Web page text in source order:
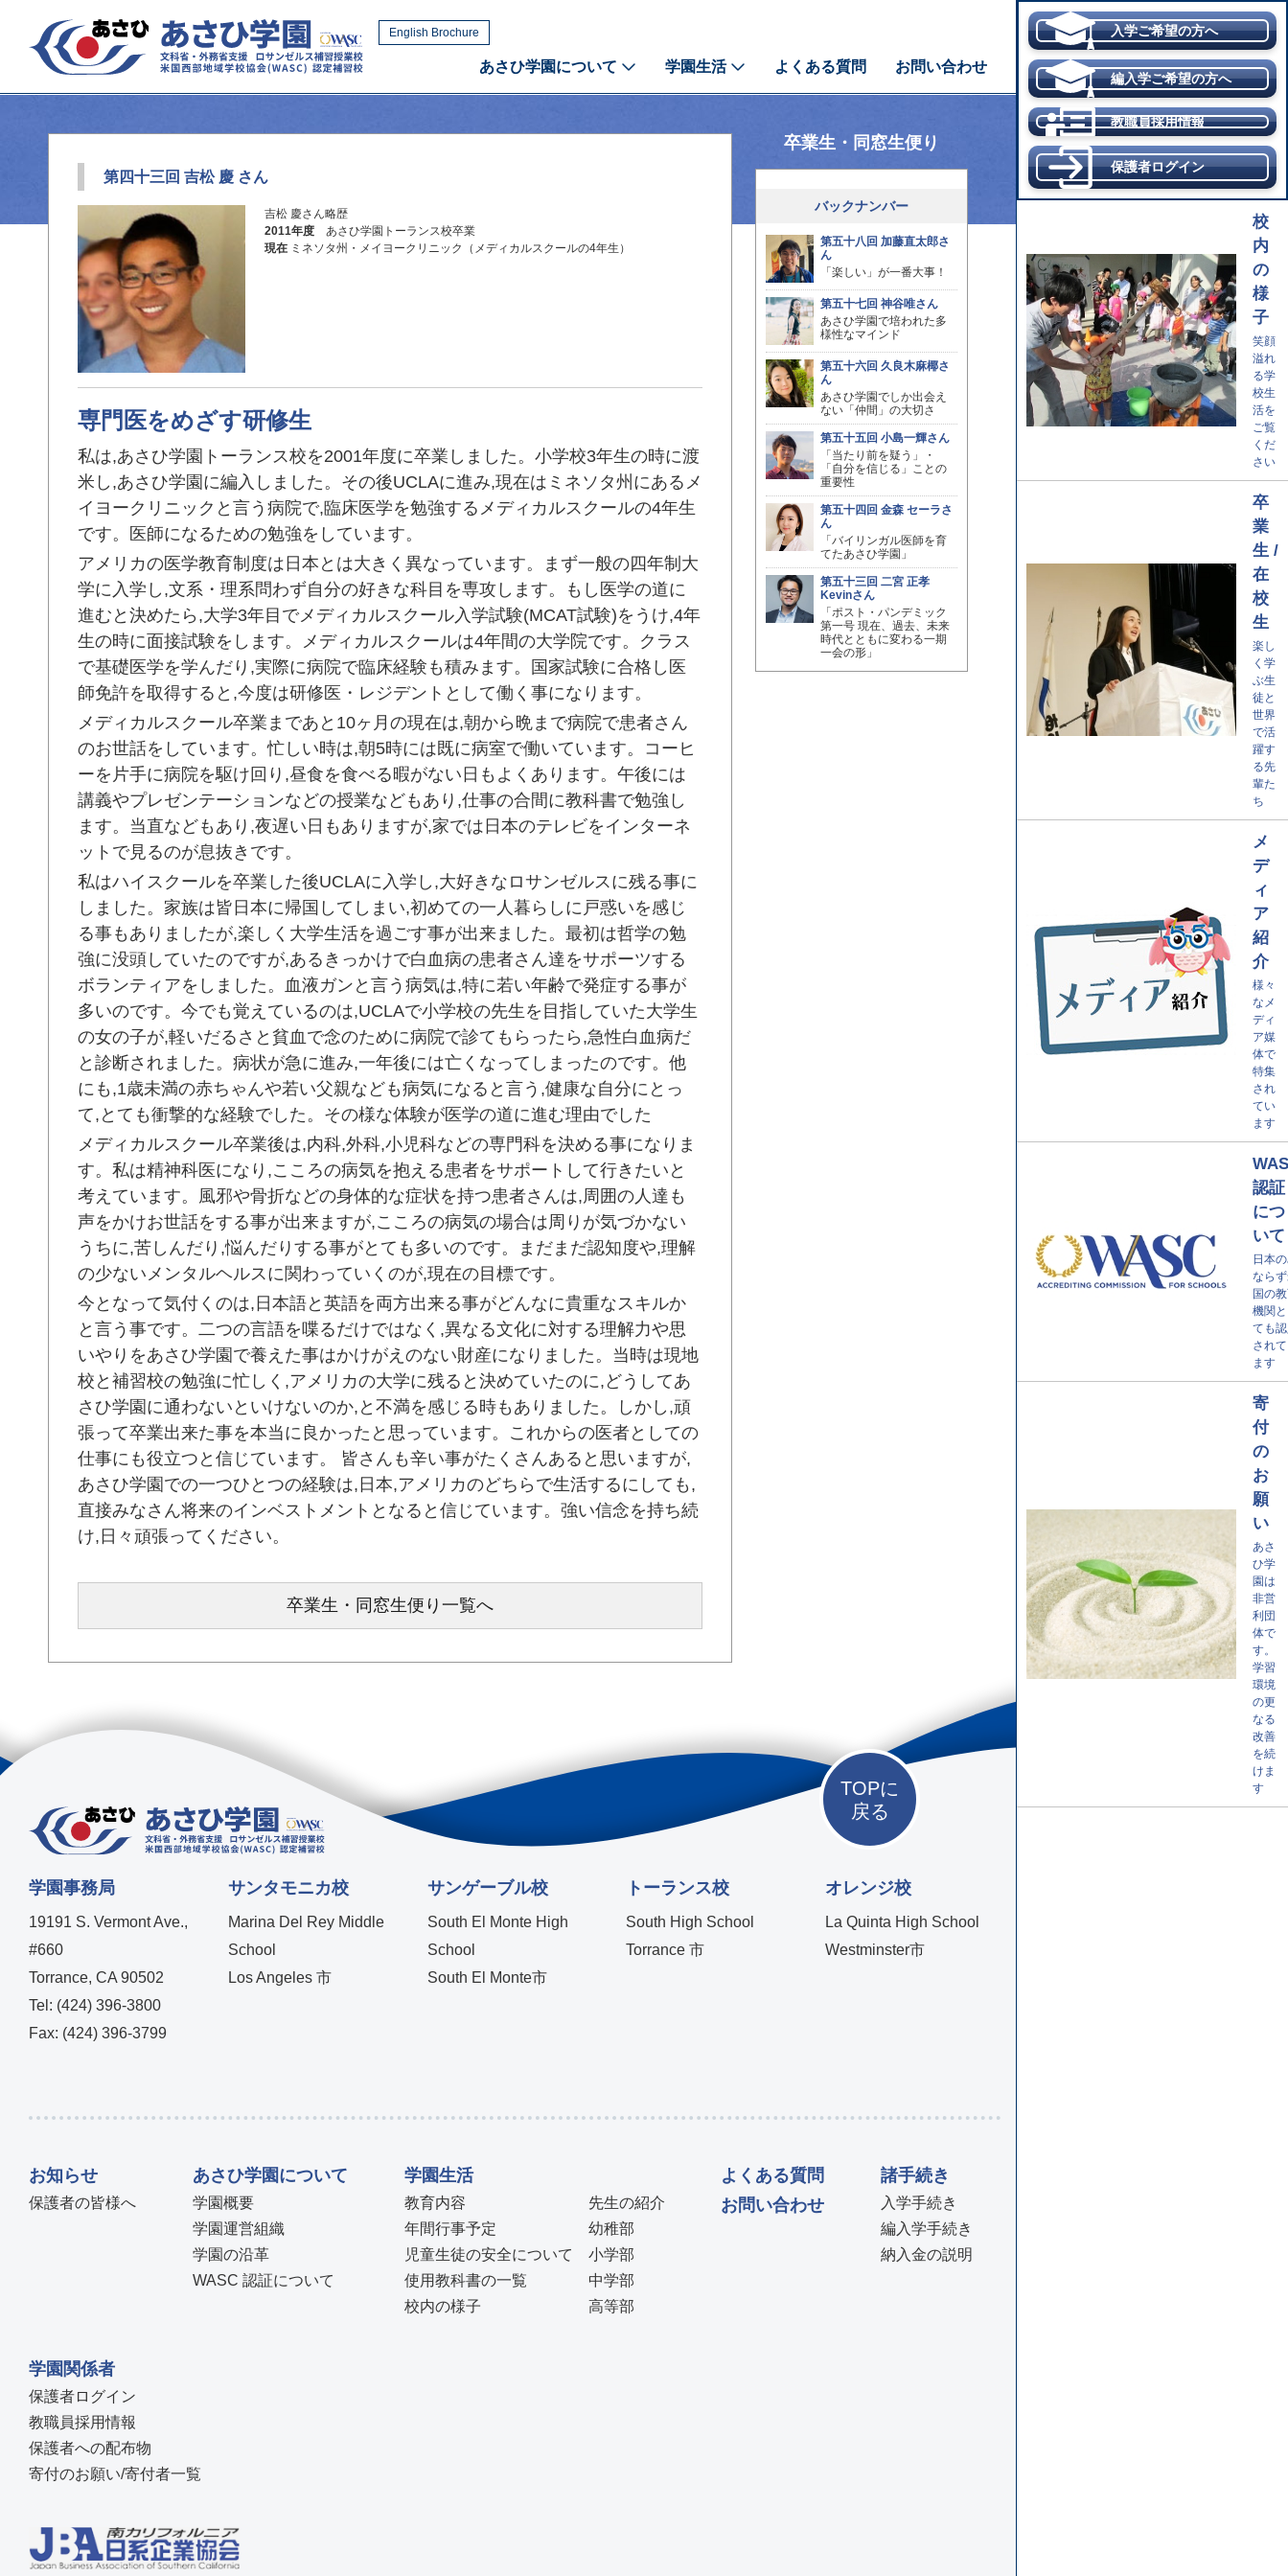
入学ご希望の方へ
編入学ご希望の方へ
教職員採用情報
保護者ログイン
校
内
の
様
子
笑顔
溢れ
る学
校生
活を
ご覧
くだ
さい
卒
業
生 /
在
校
生
楽し
く学
ぶ生
徒と
世界
で活
躍す
る先
輩た
ち
メ
デ
ィ
ア
紹
介
様々
なメ
ディ
ア媒
体で
特集
され
てい
ます
認証
につ
いて
日本
なら
国の
機関
ても
され
ます
寄
付
の
お
願
い
あさ
ひ学
園は
非営
利団
体で
す。
学習
環境
の更
なる
改善
を続
けま
す
English Brochure
あさひ学園について 学園生活 よくある質問 お問い合わせ
第四十三回 吉松 慶 さん
吉松 慶さん略歴
2011年度 あさひ学園トーランス校卒業
現在 ミネソタ州・メイヨークリニック（メディカルスクールの4年生）
専門医をめざす研修生
私は,あさひ学園トーランス校を2001年度に卒業しました。小学校3年生の時に渡
米し,あさひ学園に編入しました。その後UCLAに進み,現在はミネソタ州にあるメ
イヨークリニックと言う病院で,臨床医学を勉強するメディカルスクールの4年生
です。医師になるための勉強をしています。
アメリカの医学教育制度は日本とは大きく異なっています。まず一般の四年制大
学に入学し,文系・理系問わず自分の好きな科目を専攻します。もし医学の道に
進むと決めたら,大学3年目でメディカルスクール入学試験(MCAT試験)をうけ,4年
生の時に面接試験をします。メディカルスクールは4年間の大学院です。クラス
で基礎医学を学んだり,実際に病院で臨床経験も積みます。国家試験に合格し医
師免許を取得すると,今度は研修医・レジデントとして働く事になります。
メディカルスクール卒業まであと10ヶ月の現在は,朝から晩まで病院で患者さん
のお世話をしています。忙しい時は,朝5時には既に病室で働いています。コーヒ
ーを片手に病院を駆け回り,昼食を食べる暇がない日もよくあります。午後には
講義やプレゼンテーションなどの授業などもあり,仕事の合間に教科書で勉強し
ます。当直などもあり,夜遅い日もありますが,家では日本のテレビをインターネ
ットで見るのが息抜きです。
私はハイスクールを卒業した後UCLAに入学し,大好きなロサンゼルスに残る事に
しました。家族は皆日本に帰国してしまい,初めての一人暮らしに戸惑いを感じ
る事もありましたが,楽しく大学生活を過ごす事が出来ました。最初は哲学の勉
強に没頭していたのですが,あるきっかけで白血病の患者さん達をサポーツする
ボランティアをしました。血液ガンと言う病気は,特に若い年齢で発症する事が
多いのです。今でも覚えているのは,UCLAで小学校の先生を目指していた大学生
の女の子が,軽いだるさと貧血で念のために病院で診てもらったら,急性白血病だ
と診断されました。病状が急に進み,一年後には亡くなってしまったのです。他
にも,1歳未満の赤ちゃんや若い父親なども病気になると言う,健康な自分にとっ
て,とても衝撃的な経験でした。その様な体験が医学の道に進む理由でした
メディカルスクール卒業後は,内科,外科,小児科などの専門科を決める事になりま
す。私は精神科医になり,こころの病気を抱える患者をサポートして行きたいと
考えています。風邪や骨折などの身体的な症状を持つ患者さんは,周囲の人達も
声をかけお世話をする事が出来ますが,こころの病気の場合は周りが気づかない
うちに,苦しんだり,悩んだりする事がとても多いのです。まだまだ認知度や,理解
の少ないメンタルヘルスに関わっていくのが,現在の目標です。
今となって気付くのは,日本語と英語を両方出来る事がどんなに貴重なスキルか
と言う事です。二つの言語を喋るだけではなく,異なる文化に対する理解力や思
いやりをあさひ学園で養えた事はかけがえのない財産になりました。当時は現地
校と補習校の勉強に忙しく,アメリカの大学に残ると決めていたのに,どうしてあ
さひ学園に通わないといけないのか,と不満を感じる時もありました。しかし,頑
張って卒業出来た事を本当に良かったと思っています。これからの医者としての
仕事にも役立つと信じています。 皆さんも辛い事がたくさんあると思いますが,
あさひ学園での一つひとつの経験は,日本,アメリカのどちらで生活するにしても,
直接みなさん将来のインベストメントとなると信じています。強い信念を持ち続
け,日々頑張ってください。
卒業生・同窓生便り一覧へ
卒業生・同窓生便り
バックナンバー
第五十八回 加藤直太郎さ
ん
「楽しい」が一番大事！
第五十七回 神谷唯さん
あさひ学園で培われた多
様性なマインド
第五十六回 久良木麻椰さ
ん
あさひ学園でしか出会え
ない「仲間」の大切さ
第五十五回 小島一輝さん
「当たり前を疑う」・
「自分を信じる」ことの
重要性
第五十四回 金森 セーラさ
ん
「バイリンガル医師を育
てたあさひ学園」
第五十三回 二宮 正孝
Kevinさん
「ポスト・パンデミック
第一号 現在、過去、未来
時代とともに変わる一期
一会の形」
TOPに
戻る
学園事務局
19191 S. Vermont Ave.,
#660
Torrance, CA 90502
Tel: (424) 396-3800
Fax: (424) 396-3799
サンタモニカ校
Marina Del Rey Middle
School
Los Angeles 市
サンゲーブル校
South El Monte High
School
South El Monte市
トーランス校
South High School
Torrance 市
オレンジ校
La Quinta High School
Westminster市
お知らせ
保護者の皆様へ
あさひ学園について
学園概要
学園運営組織
学園の沿革
WASC 認証について
学園生活
教育内容
年間行事予定
児童生徒の安全について
使用教科書の一覧
校内の様子
先生の紹介
幼稚部
小学部
中学部
高等部
よくある質問
お問い合わせ
諸手続き
入学手続き
編入学手続き
納入金の説明
学園関係者
保護者ログイン
教職員採用情報
保護者への配布物
寄付のお願い/寄付者一覧